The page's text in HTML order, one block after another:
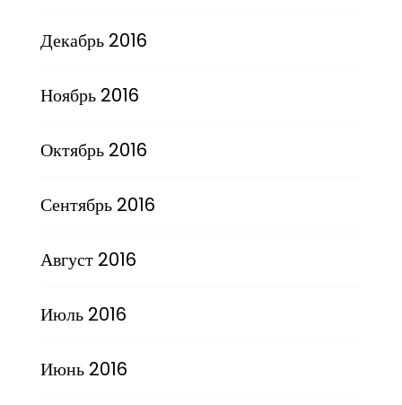
Декабрь 2016
Ноябрь 2016
Октябрь 2016
Сентябрь 2016
Август 2016
Июль 2016
Июнь 2016